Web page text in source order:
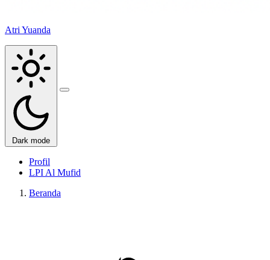
Atri Yuanda
Dark mode
Buka
Profil
LPI Al Mufid
Beranda